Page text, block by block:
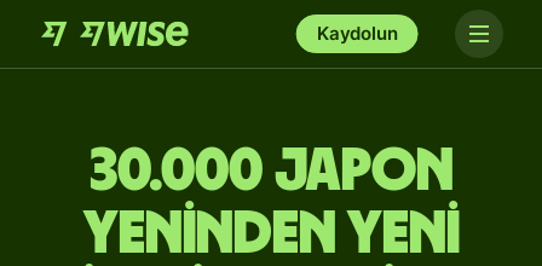
Kaydolun
30.000 Japon
yeninden Yeni